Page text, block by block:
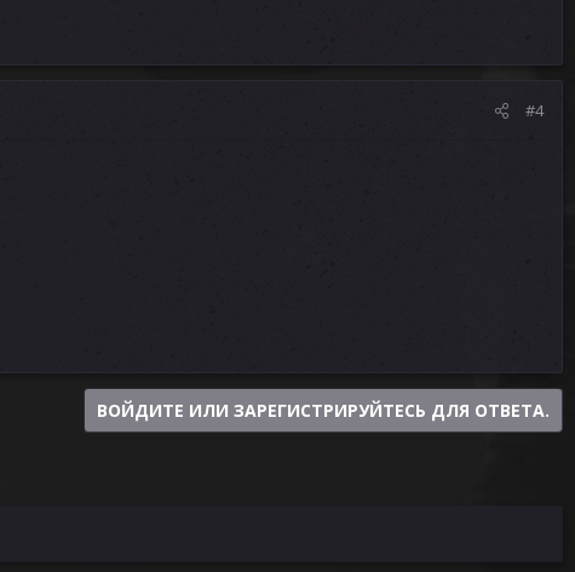
#4
ВОЙДИТЕ ИЛИ ЗАРЕГИСТРИРУЙТЕСЬ ДЛЯ ОТВЕТА.